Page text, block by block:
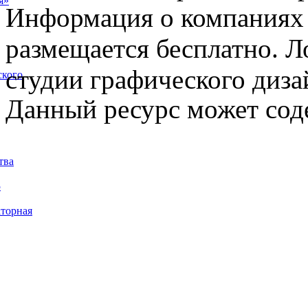
Информация о компаниях
размещается бесплатно.
студии графического
Данный ресурс может